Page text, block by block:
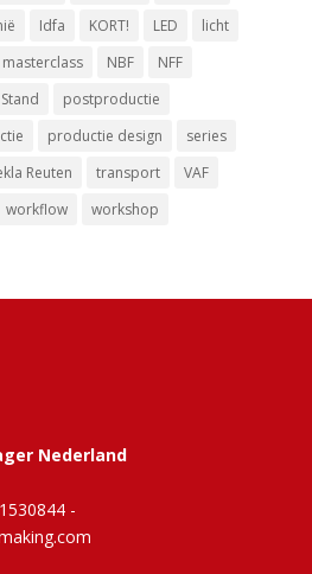
Idfa KORT! LED
licht
masterclass NBF
NFF
postproductie
productie design
series
Reuten transport
VAF
workflow workshop
Nederland
-